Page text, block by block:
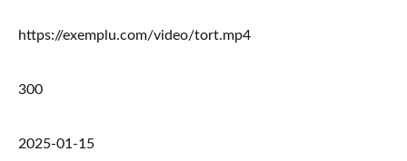
https://exemplu.com/video/tort.mp4
300
2025-01-15